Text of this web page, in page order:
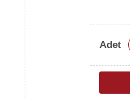
Adet